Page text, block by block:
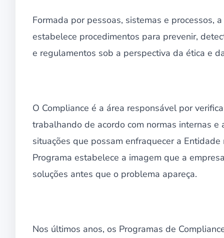
Formada por pessoas, sistemas e processos,
estabelece procedimentos para prevenir,
e regulamentos sob a perspectiva da ética e
O Compliance é a área responsável por
trabalhando de acordo com normas internas
situações que possam enfraquecer a
Programa estabelece a imagem que a
soluções antes que o problema apareça.
Nos últimos anos, os Programas de